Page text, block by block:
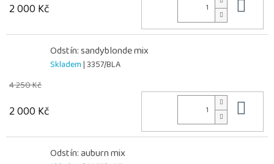
2 000 Kč
Odstín: sandyblonde mix
Skladem| 3357/BLA
4 250 Kč
2 000 Kč
Odstín: auburn mix